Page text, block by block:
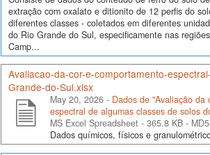
extração com oxalato e ditionito de 12 perfis do
diferentes classes - coletados em diferentes
do Rio Grande do Sul, especificamente nas
Camp...
Avaliacao-da-cor-e-comportamento-
Grande-do-Sul.xlsx
May 20, 2026 - Dados de "Avaliação da
espectral de algumas classes de solos
MS Excel Spreadsheet - 365.8 KB -
Dados químicos, físicos e